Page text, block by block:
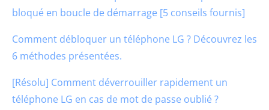
bloqué en boucle de démarrage [5 conseils fournis]
Comment débloquer un téléphone LG ? Découvrez les
6 méthodes présentées.
[Résolu] Comment déverrouiller rapidement un
téléphone LG en cas de mot de passe oublié ?